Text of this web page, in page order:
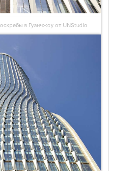
в Гуанчжоу от UNStudio